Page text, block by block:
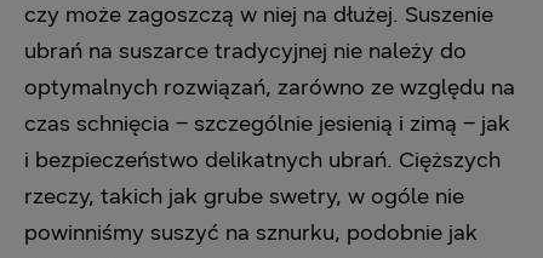
czy może zagoszczą w niej na dłużej. Suszenie
ubrań na suszarce tradycyjnej nie należy do
optymalnych rozwiązań, zarówno ze względu na
czas schnięcia – szczególnie jesienią i zimą – jak
i bezpieczeństwo delikatnych ubrań. Cięższych
rzeczy, takich jak grube swetry, w ogóle nie
powinniśmy suszyć na sznurku, podobnie jak